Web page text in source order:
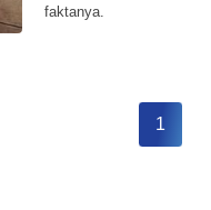
faktanya.
1